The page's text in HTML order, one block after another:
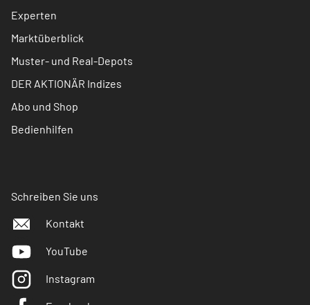
Experten
Marktüberblick
Muster- und Real-Depots
DER AKTIONÄR Indizes
Abo und Shop
Bedienhilfen
Schreiben Sie uns
Kontakt
YouTube
Instagram